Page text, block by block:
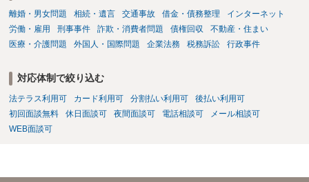
離婚・男女問題 相続・遺言 交通事故 借金・債務整理
インターネット
労働・雇用
刑事事件 詐欺・消費者問題 債権回収
不動産・住まい
医療・介護問題
外国人・国際問題 企業法務 税務訴訟 行政事件
対応体制で絞り込む
法テラス利用可 カード利用可 分割払い利用可
後払い利用可
初回面談無料
休日面談可 夜間面談可 電話相談可
メール相談可
WEB面談可